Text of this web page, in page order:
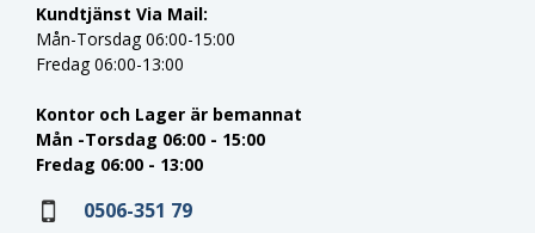
Kundtjänst Via Mail:
Mån-Torsdag 06:00-15:00
Fredag 06:00-13:00
Kontor och Lager är bemannat
Mån -Torsdag 06:00 - 15:00
Fredag 06:00 - 13:00
0506-351 79